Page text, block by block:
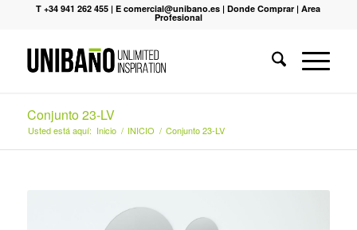
T +34 941 262 455 |E comercial@unibano.es |Donde Comprar |Area
Profesional
Conjunto 23-LV
Usted está aquí: Inicio / INICIO / Conjunto 23-LV